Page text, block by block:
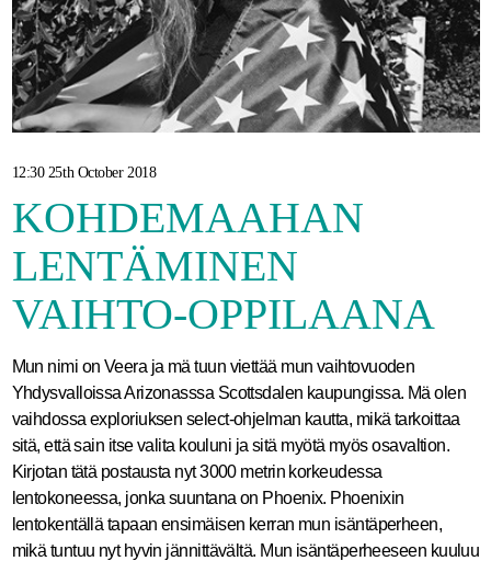
12:30 25th October 2018
KOHDEMAAHAN
LENTÄMINEN
VAIHTO-OPPILAANA
Mun nimi on Veera ja mä tuun viettää mun vaihtovuoden
Yhdysvalloissa Arizonasssa Scottsdalen kaupungissa. Mä olen
vaihdossa exploriuksen select-ohjelman kautta, mikä tarkoittaa
sitä, että sain itse valita kouluni ja sitä myötä myös osavaltion.
Kirjotan tätä postausta nyt 3000 metrin korkeudessa
lentokoneessa, jonka suuntana on Phoenix. Phoenixin
lentokentällä tapaan ensimäisen kerran mun isäntäperheen,
mikä tuntuu nyt hyvin jännittävältä. Mun isäntäperheeseen kuuluu